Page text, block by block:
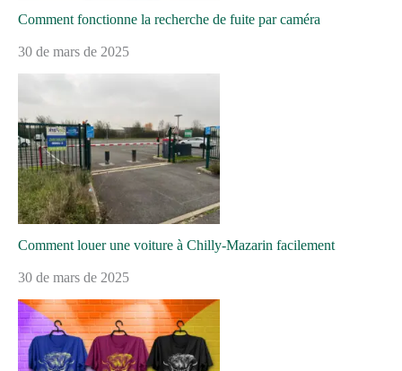
Comment fonctionne la recherche de fuite par caméra
30 de mars de 2025
Comment louer une voiture à Chilly-Mazarin facilement
30 de mars de 2025